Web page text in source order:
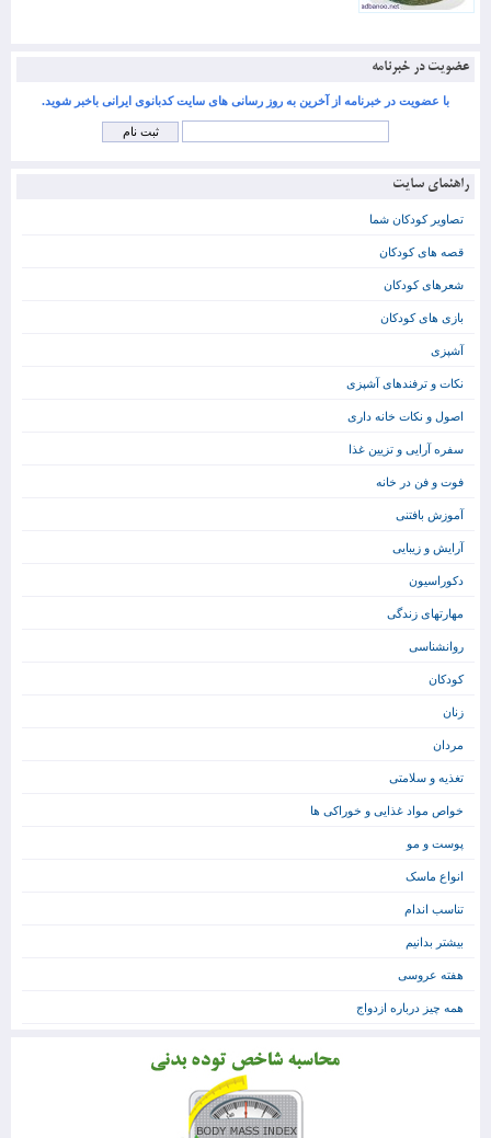
عضویت در خبرنامه
با عضویت در خبرنامه از آخرین به روز رسانی های سایت کدبانوی ایرانی باخبر شوید.
راهنمای سایت
تصاویر کودکان شما
قصه های کودکان
شعرهای کودکان
بازی های کودکان
آشپزی
نکات و ترفندهای آشپزی
اصول و نکات خانه داری
سفره آرایی و تزیین غذا
فوت و فن در خانه
آموزش بافتنی
آرایش و زیبایی
دکوراسیون
مهارتهای زندگی
روانشناسی
کودکان
زنان
مردان
تغذیه و سلامتی
خواص مواد غذایی و خوراکی ها
پوست و مو
انواع ماسک
تناسب اندام
بیشتر بدانیم
هفته عروسی
همه چیز درباره ازدواج